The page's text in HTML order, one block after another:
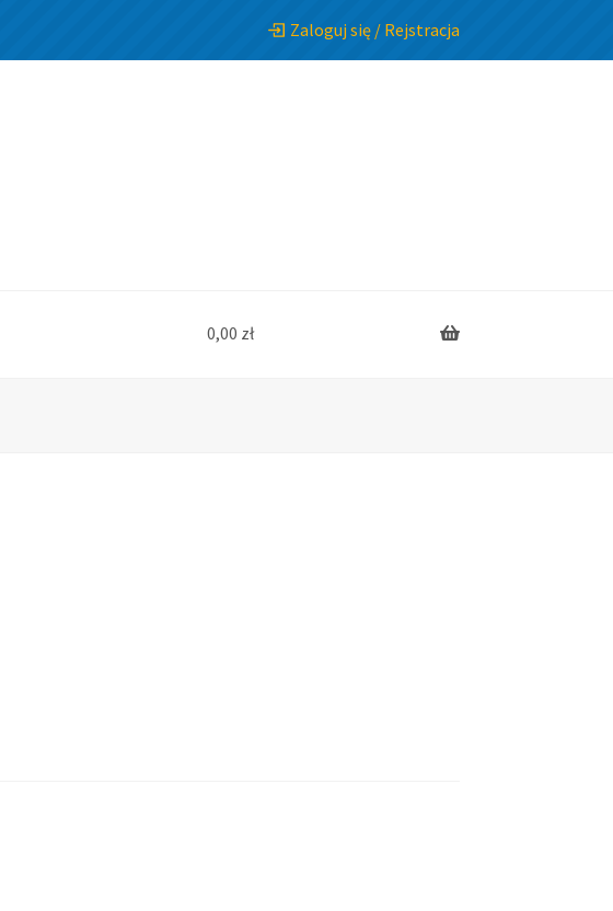
Zaloguj się / Rejstracja
0,00 zł